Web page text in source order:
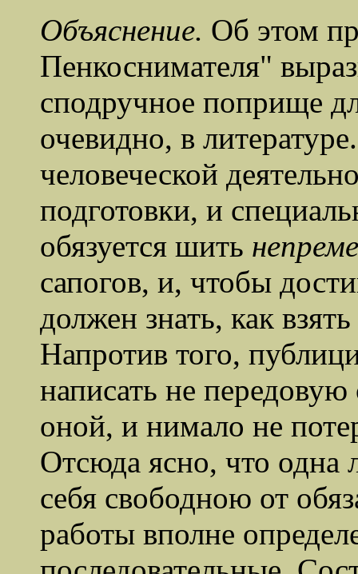
Объяснение. Об этом
Пенкоснимателя"
сподручное поприще
очевидно, в
человеческой
подготовки, и
обязуется шить
сапогов, и, чтобы
должен знать, как
Напротив того,
написать не
оной, и нимало не
Отсюда ясно, что одна
себя свободною от
работы вполне